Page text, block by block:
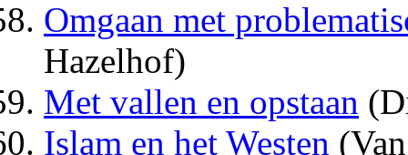
Omgaan met
Hazelhof)
Met vallen en opstaan
Islam en het Westen